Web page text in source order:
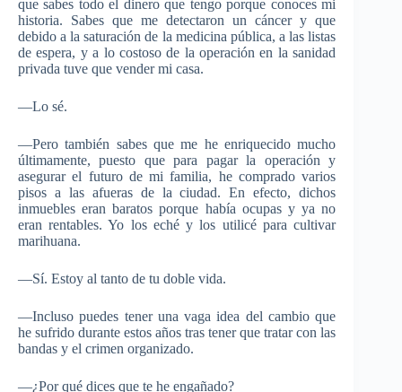
que sabes todo el dinero que tengo porque conoces mi
historia. Sabes que me detectaron un cáncer y que
debido a la saturación de la medicina pública, a las listas
de espera, y a lo costoso de la operación en la sanidad
privada tuve que vender mi casa.
―Lo sé.
―Pero también sabes que me he enriquecido mucho
últimamente, puesto que para pagar la operación y
asegurar el futuro de mi familia, he comprado varios
pisos a las afueras de la ciudad. En efecto, dichos
inmuebles eran baratos porque había ocupas y ya no
eran rentables. Yo los eché y los utilicé para cultivar
marihuana.
―Sí. Estoy al tanto de tu doble vida.
―Incluso puedes tener una vaga idea del cambio que
he sufrido durante estos años tras tener que tratar con las
bandas y el crimen organizado.
―¿Por qué dices que te he engañado?